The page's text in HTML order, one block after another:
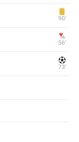
90‎’‎
56‎’‎
73‎’‎